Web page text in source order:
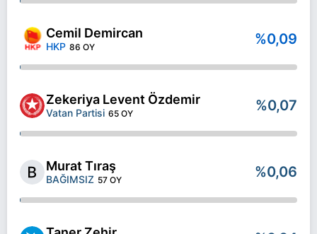
Cemil Demircan
HKP 86 OY %0,09
Zekeriya Levent Özdemir
Vatan Partisi 65 OY %0,07
Murat Tıraş
BAĞIMSIZ 57 OY %0,06